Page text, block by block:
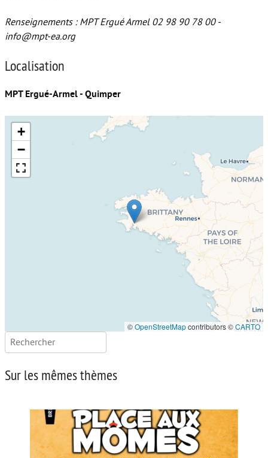
Renseignements : MPT Ergué Armel 02 98 90 78 00 -
info@mpt-ea.org
Localisation
MPT Ergué-Armel - Quimper
+
−
©OpenStreetMapcontributors ©CARTO
Rechercher :
Sur les mêmes thèmes